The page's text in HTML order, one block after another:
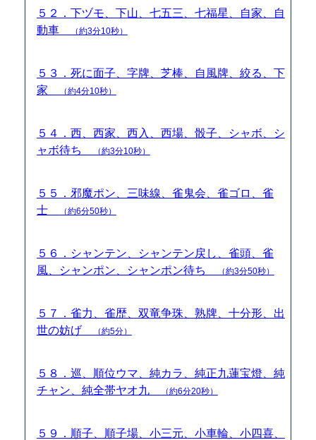
５２．下ヅモ、下山、七五三、七福星、自家、自
動車
（約3分10秒）
５３．死に面子、字牌、芝棒、自風牌、絞る、下
家
（約4分10秒）
５４．西、西家、西入、西場、骰子、シャボ、シ
ャボ待ち
（約3分10秒）
５５．邪魔ポン、三味線、雀鬼会、雀ゴロ、雀
士
（約6分50秒）
５６．シャンテン、シャンテン戻し、雀頭、雀
風、シャンポン、シャンポン待ち
（約3分50秒）
５７．雀力、雀歴、双竜争珠、熟牌、十分形、出
世の妨げ
（約5分）
５８．巡、順位ウマ、純カラ、純正九蓮宝燈、純
チャン、純全帯ヤオ九
（約6分20秒）
５９．順子、順子場、小三元、小車輪、小四喜、